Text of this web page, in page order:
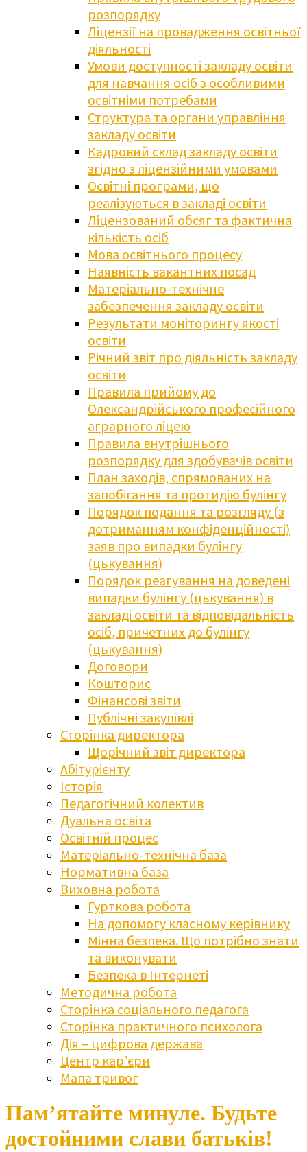
розпорядку
Ліцензії на провадження освітньої
діяльності
Умови доступності закладу освіти
для навчання осіб з особливими
освітніми потребами
Структура та органи управління
закладу освіти
Кадровий склад закладу освіти
згідно з ліцензійними умовами
Освітні програми, що
реалізуються в закладі освіти
Ліцензований обсяг та фактична
кількість осіб
Мова освітнього процесу
Наявність вакантних посад
Матеріально-технічне
забезпечення закладу освіти
Результати моніторингу якості
освіти
Річний звіт про діяльність закладу
освіти
Правила прийому до
Олександрійського професійного
аграрного ліцею
Правила внутрішнього
розпорядку для здобувачів освіти
План заходів, спрямованих на
запобігання та протидію булінгу
Порядок подання та розгляду (з
дотриманням конфіденційності)
заяв про випадки булінгу
(цькування)
Порядок реагування на доведені
випадки булінгу (цькування) в
закладі освіти та відповідальність
осіб, причетних до булінгу
(цькування)
Договори
Кошторис
Фінансові звіти
Публічні закупівлі
Сторінка директора
Щорічний звіт директора
Абітурієнту
Історія
Педагогічний колектив
Дуальна освіта
Освітній процес
Матеріально-технічна база
Нормативна база
Виховна робота
Гурткова робота
На допомогу класному керівнику
Мінна безпека. Що потрібно знати
та виконувати
Безпека в Інтернеті
Методична робота
Сторінка соціального педагога
Сторінка практичного психолога
Дія – цифрова держава
Центр кар’єри
Мапа тривог
Пам’ятайте минуле. Будьте
достойними слави батьків!